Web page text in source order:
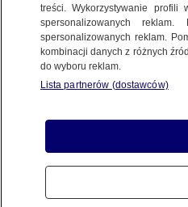
15.04.2023, 17:12
Udostępnij
treści. Wykorzystywanie
spersonalizowanych
spersonalizowanych reklam.
kombinacji danych z różnych
do wyboru reklam.
Lista partnerów (dostawców)